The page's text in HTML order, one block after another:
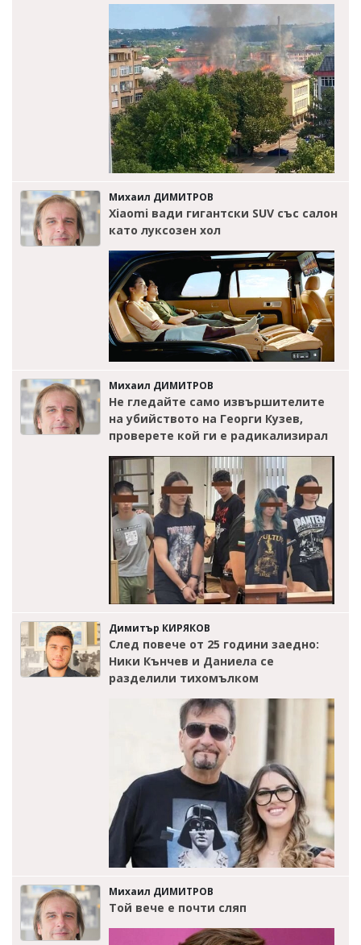
Михаил ДИМИТРОВ
Xiaomi вади гигантски SUV със салон
като луксозен хол
Михаил ДИМИТРОВ
Не гледайте само извършителите
на убийството на Георги Кузев,
проверете кой ги е радикализирал
Димитър КИРЯКОВ
След повече от 25 години заедно:
Ники Кънчев и Даниела се
разделили тихомълком
Михаил ДИМИТРОВ
Той вече е почти сляп